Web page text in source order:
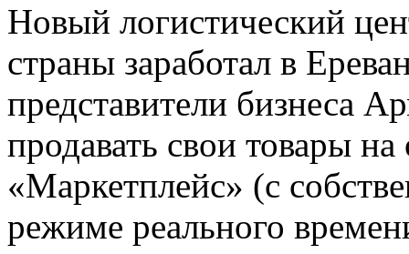
Новый логистический
страны заработал в
представители бизнеса
продавать свои товары
«Маркетплейс» (с
режиме реального